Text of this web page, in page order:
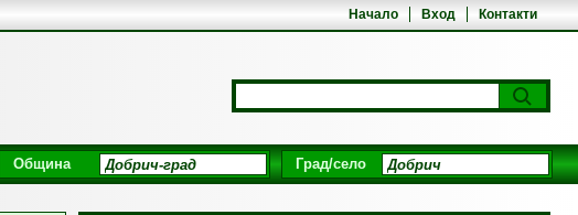
Начало Вход Контакти
Община Град/село